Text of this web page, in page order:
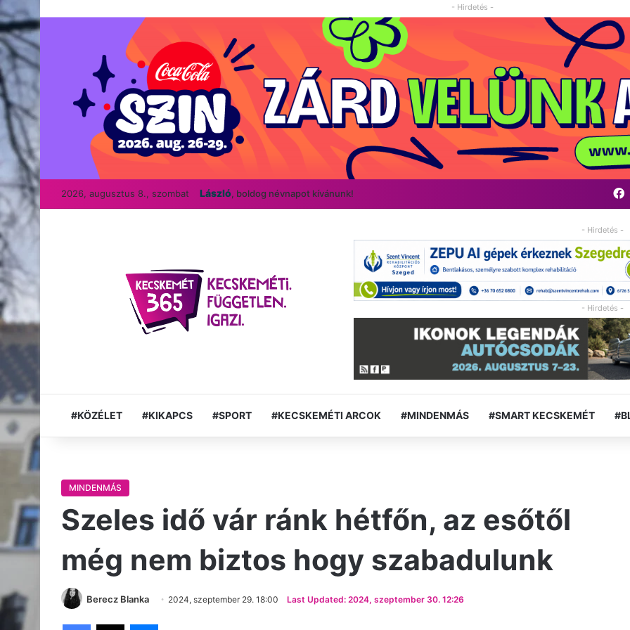
- Hirdetés -
2026, augusztus 8., szombat László, boldog névnapot kívánunk!
- Hirdetés -
- Hirdetés -
#KÖZÉLET #KIKAPCS #SPORT #KECSKEMÉTI ARCOK #MINDENMÁS #SMART KECSKEMÉT
MINDENMÁS
Szeles idő vár ránk hétfőn, az esőtől
még nem biztos hogy szabadulunk
Berecz Blanka 2024, szeptember 29. 18:00 Last Updated: 2024, szeptember 30. 12:26
Facebook
X Messenger